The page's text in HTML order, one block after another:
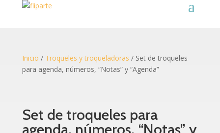
Inicio / Troqueles y troqueladoras / Set de troqueles
para agenda, números, “Notas” y “Agenda”
Set de troqueles para
agenda, números, “Notas” y